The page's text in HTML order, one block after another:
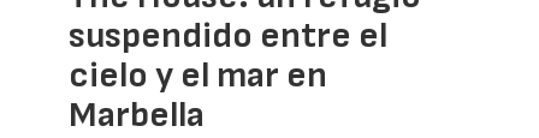
suspendido entre el
cielo y el mar en
Marbella